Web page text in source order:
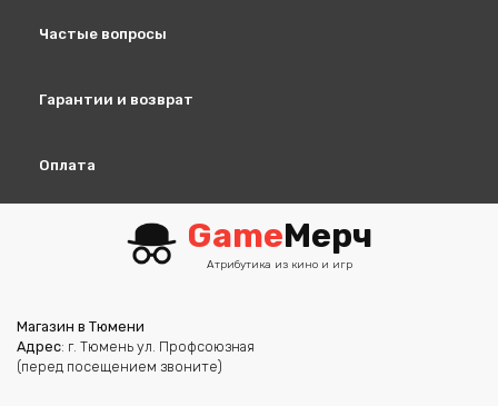
Частые вопросы
Гарантии и возврат
Оплата
GameМерч
Атрибутика из кино и игр
Магазин в Тюмени
Адрес: г. Тюмень ул. Профсоюзная
(перед посещением звоните)